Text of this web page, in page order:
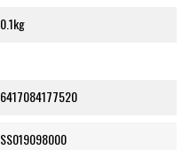
0.1kg
6417084177520
SS019098000